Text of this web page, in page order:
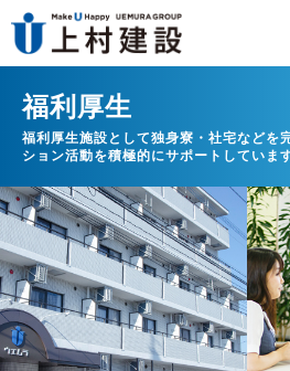
福利厚生
福利厚生施設として独身寮・社宅などを
ション活動を積極的にサポートしています